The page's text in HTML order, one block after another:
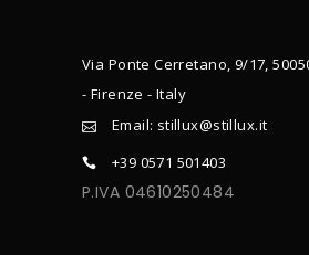
Via Ponte Cerretano, 9/17,
- Firenze - Italy
Email: stillux@stillux.it
+39 0571 501403
P.IVA 04610250484